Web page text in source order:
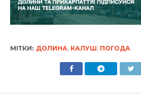
МІТКИ: ДОЛИНА КАЛУШ ПОГОДА